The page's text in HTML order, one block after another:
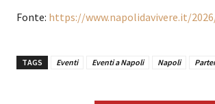
Fonte: https://www.napolidavivere.it/
TAGS Eventi Eventi a Napoli Napoli